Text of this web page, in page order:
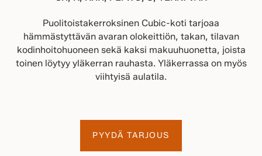
Puolitoistakerroksinen Cubic-koti tarjoaa
hämmästyttävän avaran olokeittiön, takan, tilavan
kodinhoitohuoneen sekä kaksi makuuhuonetta, joista
toinen löytyy yläkerran rauhasta. Yläkerrassa on myös
viihtyisä aulatila.
PYYDÄ TARJOUS